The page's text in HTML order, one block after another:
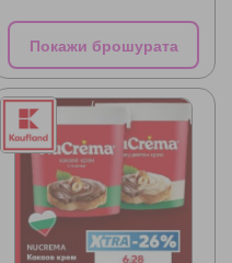
Покажи брошурата